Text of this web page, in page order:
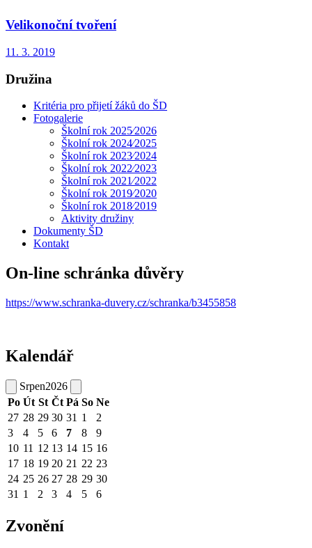
Velikonoční tvoření
11. 3. 2019
Družina
Kritéria pro přijetí žáků do ŠD
Fotogalerie
Školní rok 2025⁄2026
Školní rok 2024⁄2025
Školní rok 2023⁄2024
Školní rok 2022⁄2023
Školní rok 2021⁄2022
Školní rok 2019⁄2020
Školní rok 2018⁄2019
Aktivity družiny
Dokumenty ŠD
Kontakt
On-line schránka důvěry
https://www.schranka-duvery.cz/schranka/b3455858
Kalendář
Srpen2026
Po Út St Čt Pá So Ne
27 28 29 30 31 1
2
3
4 5 6 7 8
9
10 11 12 13 14 15 16
17 18 19 20 21 22 23
24 25 26 27 28 29 30
31 1 2 3 4 5 6
Zvonění